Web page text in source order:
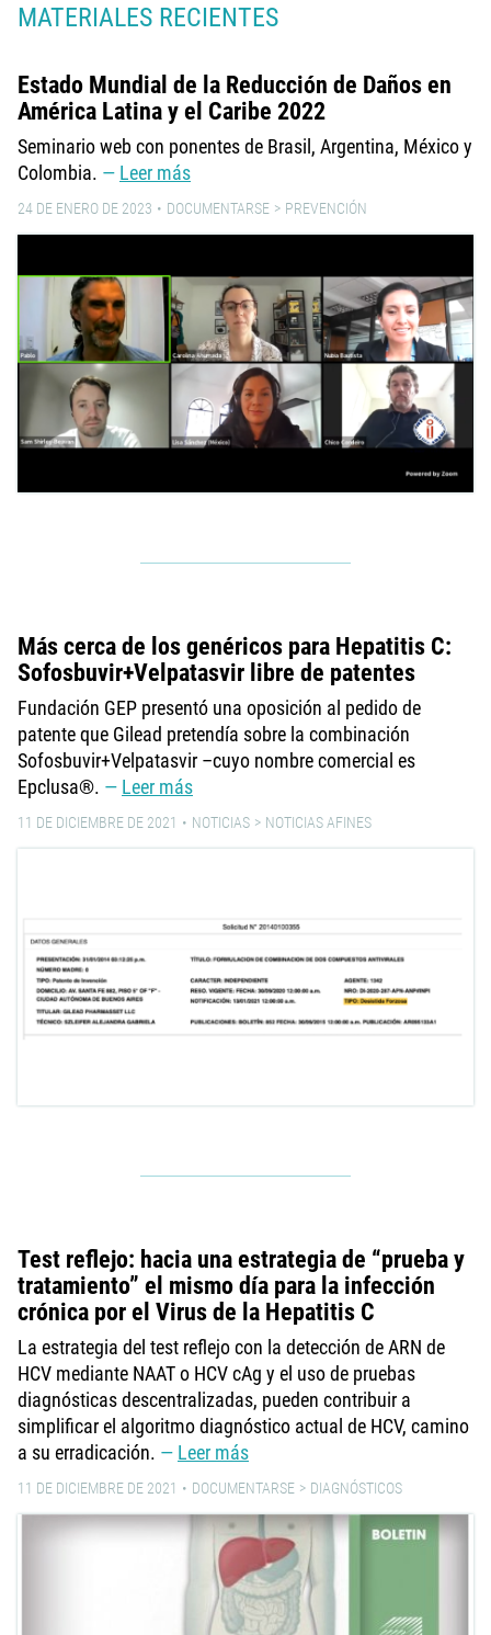
MATERIALES RECIENTES
Estado Mundial de la Reducción de Daños en
América Latina y el Caribe 2022
Seminario web con ponentes de Brasil, Argentina, México y
Colombia.
Leer más
24 DE ENERO DE 2023 DOCUMENTARSE PREVENCIÓN
Más cerca de los genéricos para Hepatitis C:
Sofosbuvir+Velpatasvir libre de patentes
Fundación GEP presentó una oposición al pedido de
patente que Gilead pretendía sobre la combinación
Sofosbuvir+Velpatasvir –cuyo nombre comercial es
Epclusa®.
Leer más
11 DE DICIEMBRE DE 2021 NOTICIAS NOTICIAS AFINES
Test reflejo: hacia una estrategia de “prueba y
tratamiento” el mismo día para la infección
crónica por el Virus de la Hepatitis C
La estrategia del test reflejo con la detección de ARN de
HCV mediante NAAT o HCV cAg y el uso de pruebas
diagnósticas descentralizadas, pueden contribuir a
simplificar el algoritmo diagnóstico actual de HCV, camino
a su erradicación.
Leer más
11 DE DICIEMBRE DE 2021 DOCUMENTARSE DIAGNÓSTICOS